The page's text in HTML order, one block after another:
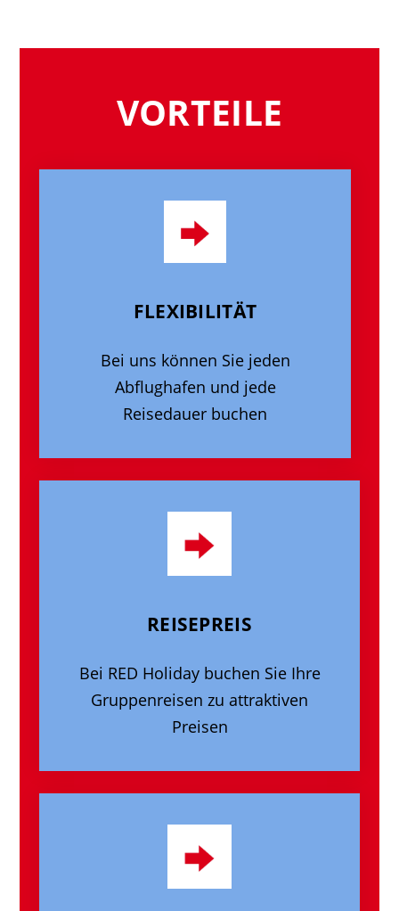
VORTEILE
FLEXIBILITÄT
Bei uns können Sie jeden
Abflughafen und jede
Reisedauer buchen
REISEPREIS
Bei RED Holiday buchen Sie Ihre
Gruppenreisen zu attraktiven
Preisen